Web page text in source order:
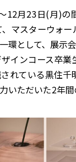
12月23日(月)の
マスターウォ
環として、展示会
インコース卒業
れている黒住千
いただいた2年